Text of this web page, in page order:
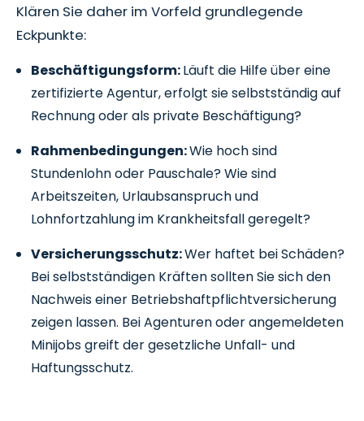
Klären Sie daher im Vorfeld grundlegende
Eckpunkte:
Beschäftigungsform:Läuft die Hilfe über eine
zertifizierte Agentur, erfolgt sie selbstständig auf
Rechnung oder als private Beschäftigung?
Rahmenbedingungen:Wie hoch sind
Stundenlohn oder Pauschale? Wie sind
Arbeitszeiten, Urlaubsanspruch und
Lohnfortzahlung im Krankheitsfall geregelt?
Versicherungsschutz:Wer haftet bei Schäden?
Bei selbstständigen Kräften sollten Sie sich den
Nachweis einer Betriebshaftpflichtversicherung
zeigen lassen. Bei Agenturen oder angemeldeten
Minijobs greift der gesetzliche Unfall- und
Haftungsschutz.